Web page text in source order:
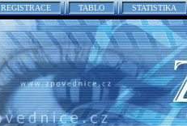
REGISTRACE TABLO STATISTIKA